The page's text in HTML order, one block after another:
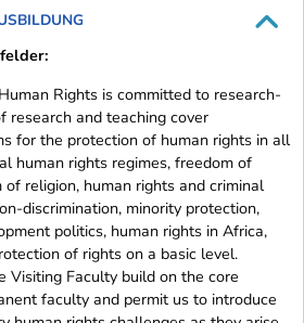
Rights is committed to research-
research and teaching cover
for the protection of human rights in all
human rights regimes, freedom of
religion, human rights and criminal
discrimination, minority protection,
politics, human rights in Africa,
of rights on a basic level.
Visiting Faculty build on the core
faculty and permit us to introduce